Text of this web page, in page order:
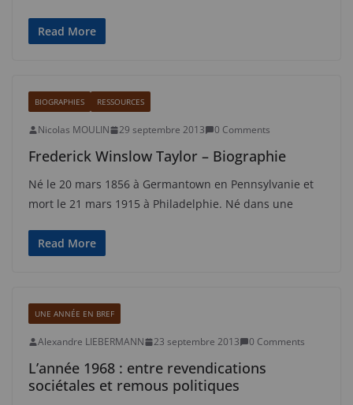
Read More
BIOGRAPHIES RESSOURCES
Nicolas MOULIN 29 septembre 2013 0 Comments
Frederick Winslow Taylor – Biographie
Né le 20 mars 1856 à Germantown en Pennsylvanie et
mort le 21 mars 1915 à Philadelphie. Né dans une
Read More
UNE ANNÉE EN BREF
Alexandre LIEBERMANN 23 septembre 2013 0 Comments
L’année 1968 : entre revendications
sociétales et remous politiques